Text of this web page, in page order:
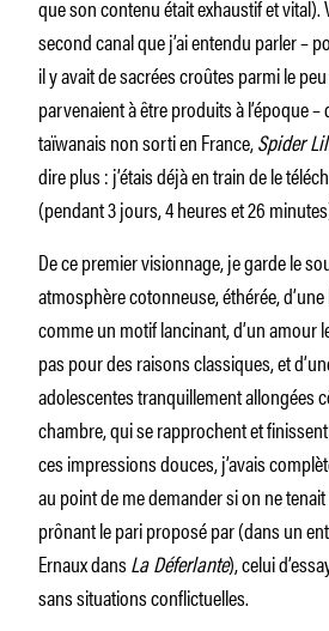
que son contenu était exhaustif et vital).
second canal que j’ai entendu parler –
il y avait de sacrées croûtes parmi le
parvenaient à être produits à l’époque
taïwanais non sorti en France,Spider
dire plus : j’étais déjà en train de le
(pendant 3 jours, 4 heures et 26
De ce premier visionnage, je garde le
atmosphère cotonneuse, éthérée,
comme un motif lancinant, d’un amour
pas pour des raisons classiques, et
adolescentes tranquillement allongées
chambre, qui se rapprochent et
ces impressions douces, j’avais
au point de me demander si on ne
prônant le pari proposé par (dans un
Ernaux dansLa Déferlante), celui
sans situations conflictuelles.